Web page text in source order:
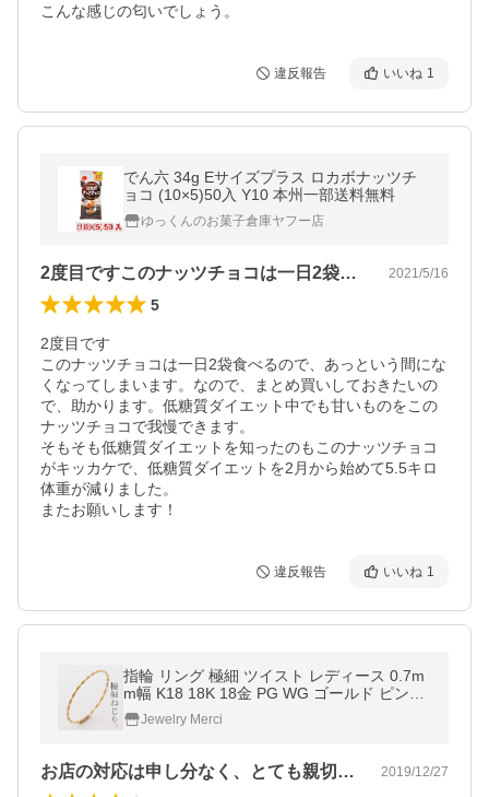
こんな感じの匂いでしょう。
違反報告 いいね 1
でん六 34g Eサイズプラス ロカボナッツチ
ョコ (10×5)50入 Y10 本州一部送料無料
ゆっくんのお菓子倉庫ヤフー店
2度目ですこのナッツチョコは一日2袋食… 2021/5/16
5
2度目です
このナッツチョコは一日2袋食べるので、あっという間にな
くなってしまいます。なので、まとめ買いしておきたいの
で、助かります。低糖質ダイエット中でも甘いものをこの
ナッツチョコで我慢できます。
そもそも低糖質ダイエットを知ったのもこのナッツチョコ
がキッカケで、低糖質ダイエットを2月から始めて5.5キロ
体重が減りました。
またお願いします！
違反報告 いいね 1
指輪 リング 極細 ツイスト レディース 0.7m
m幅 K18 18K 18金 PG WG ゴールド ピンク
ゴールド ホワイトゴールド ひねり ねじり ス
パイラル スクリュー 華奢
Jewelry Merci
お店の対応は申し分なく、とても親切に対… 2019/12/27